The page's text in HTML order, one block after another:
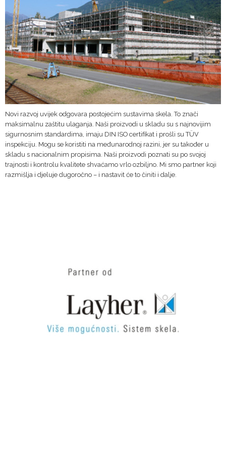
Novi razvoj uvijek odgovara postojećim sustavima skela. To znači
maksimalnu zaštitu ulaganja. Naši proizvodi u skladu su s najnovijim
sigurnosnim standardima, imaju DIN ISO certifikat i prošli su TÜV
inspekciju. Mogu se koristiti na međunarodnoj razini, jer su također u
skladu s nacionalnim propisima. Naši proizvodi poznati su po svojoj
trajnosti i kontrolu kvalitete shvaćamo vrlo ozbiljno. Mi smo partner koji
razmišlja i djeluje dugoročno – i nastavit će to činiti i dalje.